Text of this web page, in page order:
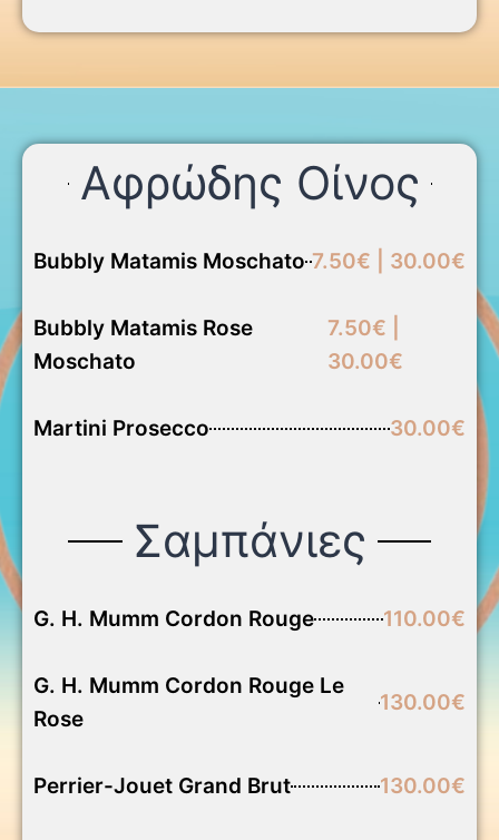
Αφρώδης Οίνος
Bubbly Matamis Moschato 7.50€ | 30.00€
Bubbly Matamis Rose
Moschato
7.50€ |
30.00€
Martini Prosecco 30.00€
Σαμπάνιες
G. H. Mumm Cordon Rouge 110.00€
G. H. Mumm Cordon Rouge Le
Rose
130.00€
Perrier-Jouet Grand Brut 130.00€